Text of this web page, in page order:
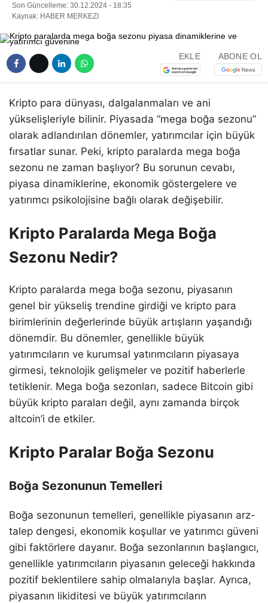
Son Güncelleme: 30.12.2024 - 18:35
Kaynak: HABER MERKEZI
EKLE ABONE OL
Kripto para dünyası, dalgalanmaları ve ani
yükselişleriyle bilinir. Piyasada “mega boğa sezonu”
olarak adlandırılan dönemler, yatırımcılar için büyük
fırsatlar sunar. Peki, kripto paralarda mega boğa
sezonu ne zaman başlıyor? Bu sorunun cevabı,
piyasa dinamiklerine, ekonomik göstergelere ve
yatırımcı psikolojisine bağlı olarak değişebilir.
Kripto Paralarda Mega Boğa
Sezonu Nedir?
Kripto paralarda mega boğa sezonu, piyasanın
genel bir yükseliş trendine girdiği ve kripto para
birimlerinin değerlerinde büyük artışların yaşandığı
dönemdir. Bu dönemler, genellikle büyük
yatırımcıların ve kurumsal yatırımcıların piyasaya
girmesi, teknolojik gelişmeler ve pozitif haberlerle
tetiklenir. Mega boğa sezonları, sadece Bitcoin gibi
büyük kripto paraları değil, aynı zamanda birçok
altcoin’i de etkiler.
Kripto Paralar Boğa Sezonu
Boğa Sezonunun Temelleri
Boğa sezonunun temelleri, genellikle piyasanın arz-
talep dengesi, ekonomik koşullar ve yatırımcı güveni
gibi faktörlere dayanır. Boğa sezonlarının başlangıcı,
genellikle yatırımcıların piyasanın geleceği hakkında
pozitif beklentilere sahip olmalarıyla başlar. Ayrıca,
piyasanın likiditesi ve büyük yatırımcıların